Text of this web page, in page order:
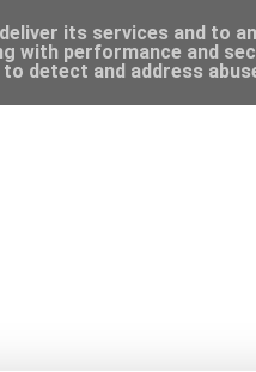
its services and to
with performance and
detect and address